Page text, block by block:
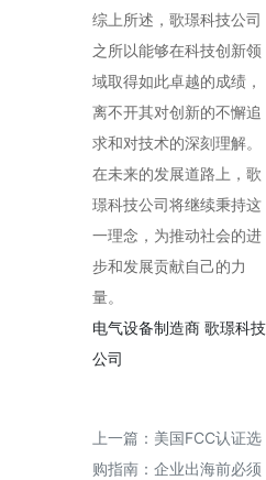
综上所述，歌璟科技公司
之所以能够在科技创新领
域取得如此卓越的成绩，
离不开其对创新的不懈追
求和对技术的深刻理解。
在未来的发展道路上，歌
璟科技公司将继续秉持这
一理念，为推动社会的进
步和发展贡献自己的力
量。
电气设备制造商 歌璟科技
公司
上一篇： 美国FCC认证选
购指南：企业出海前必须